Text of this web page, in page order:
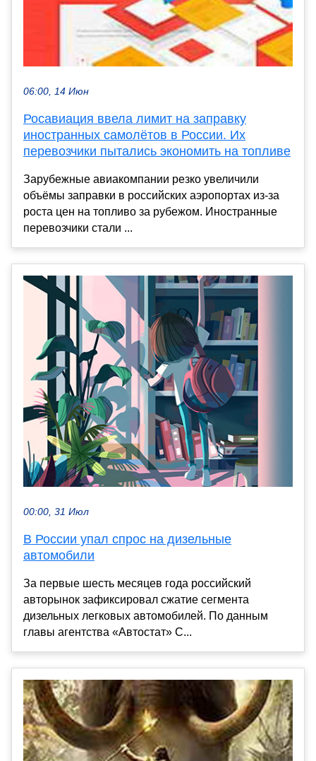
06:00, 14 Июн
Росавиация ввела лимит на заправку
иностранных самолётов в России. Их
перевозчики пытались экономить на топливе
Зарубежные авиакомпании резко увеличили
объёмы заправки в российских аэропортах из-за
роста цен на топливо за рубежом. Иностранные
перевозчики стали ...
00:00, 31 Июл
В России упал спрос на дизельные
автомобили
За первые шесть месяцев года российский
авторынок зафиксировал сжатие сегмента
дизельных легковых автомобилей. По данным
главы агентства «Автостат» С...